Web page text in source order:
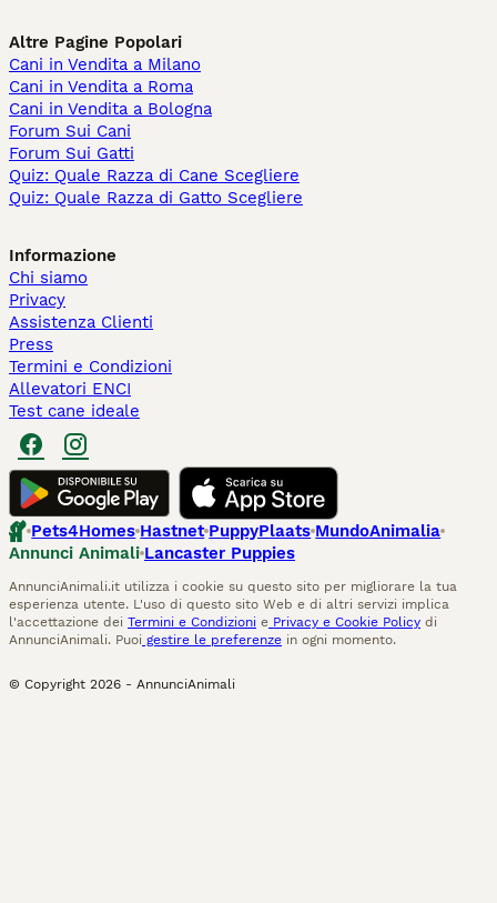
Altre Pagine Popolari
Cani in Vendita a Milano
Cani in Vendita a Roma
Cani in Vendita a Bologna
Forum Sui Cani
Forum Sui Gatti
Quiz: Quale Razza di Cane Scegliere
Quiz: Quale Razza di Gatto Scegliere
Informazione
Chi siamo
Privacy
Assistenza Clienti
Press
Termini e Condizioni
Allevatori ENCI
Test cane ideale
Pets4Homes Hastnet PuppyPlaats MundoAnimalia
Annunci Animali Lancaster Puppies
AnnunciAnimali.it utilizza i cookie su questo sito per migliorare la tua
esperienza utente. L'uso di questo sito Web e di altri servizi implica
l'accettazione dei Termini e Condizioni e Privacy e Cookie Policy di
AnnunciAnimali. Puoi gestire le preferenze in ogni momento.
© Copyright 2026 - AnnunciAnimali